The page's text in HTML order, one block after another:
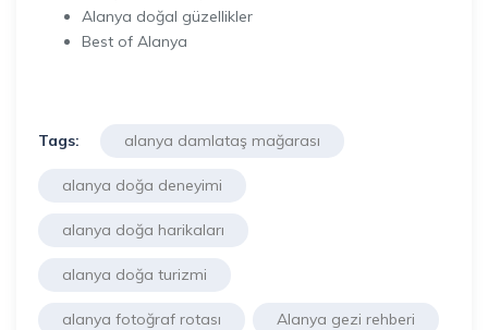
Alanya doğal güzellikler
Best of Alanya
Tags: alanya damlataş mağarası
alanya doğa deneyimi
alanya doğa harikaları
alanya doğa turizmi
alanya fotoğraf rotası Alanya gezi rehberi